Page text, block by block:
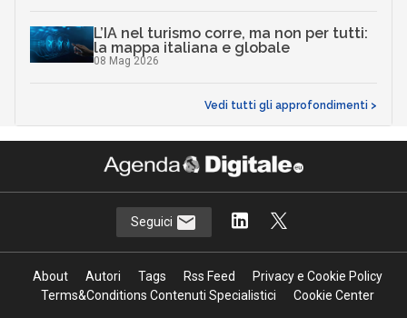
L’IA nel turismo corre, ma non per tutti:
la mappa italiana e globale
08 Mag 2026
Vedi tutti gli approfondimenti >
Seguici
About Autori Tags Rss Feed
Privacy e Cookie Policy
Terms&Conditions Contenuti Specialistici
Cookie Center